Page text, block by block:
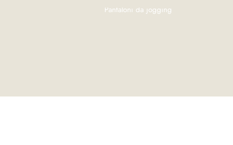
Pantaloni da jogging